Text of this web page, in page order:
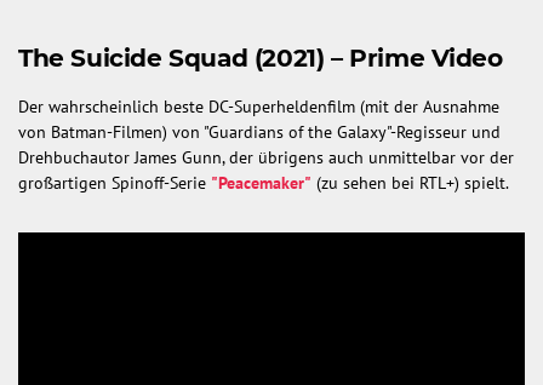
The Suicide Squad (2021) – Prime Video
Der wahrscheinlich beste DC-Superheldenfilm (mit der Ausnahme
von Batman-Filmen) von "Guardians of the Galaxy"-Regisseur und
Drehbuchautor James Gunn, der übrigens auch unmittelbar vor der
großartigen Spinoff-Serie "Peacemaker" (zu sehen bei RTL+) spielt.